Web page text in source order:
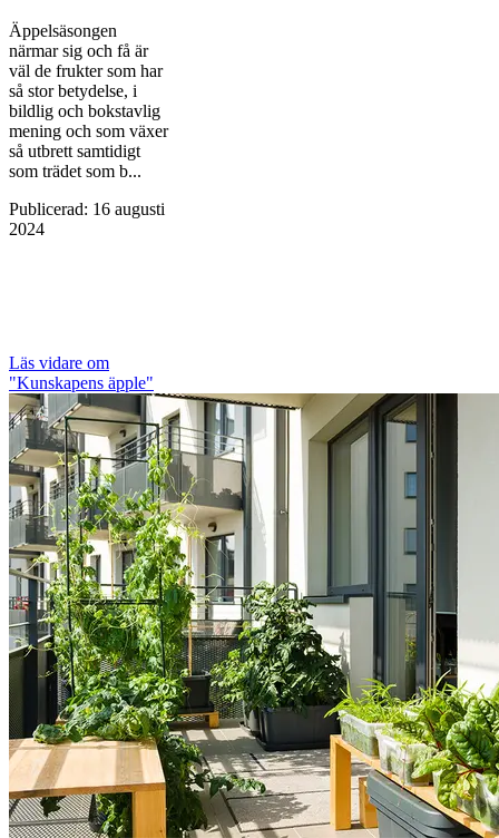
Äppelsäsongen
närmar sig och få är
väl de frukter som har
så stor betydelse, i
bildlig och bokstavlig
mening och som växer
så utbrett samtidigt
som trädet som b...
Publicerad: 16 augusti
2024
Läs vidare om
"Kunskapens äpple"